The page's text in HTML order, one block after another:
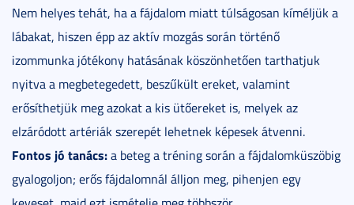
Nem helyes tehát, ha a fájdalom miatt túlságosan kíméljük a
lábakat, hiszen épp az aktív mozgás során történő
izommunka jótékony hatásának köszönhetően tarthatjuk
nyitva a megbetegedett, beszűkült ereket, valamint
erősíthetjük meg azokat a kis ütőereket is, melyek az
elzáródott artériák szerepét lehetnek képesek átvenni.
Fontos jó tanács:a beteg a tréning során a fájdalomküszöbig
gyalogoljon; erős fájdalomnál álljon meg, pihenjen egy